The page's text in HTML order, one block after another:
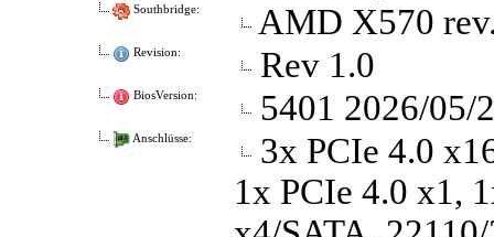
Southbridge: AMD X570
Revision: Rev 1.0
BiosVersion: 5401 2026/05/
Anschlüsse:
3x PCIe 4.0
1x PCIe 4.0 x1,